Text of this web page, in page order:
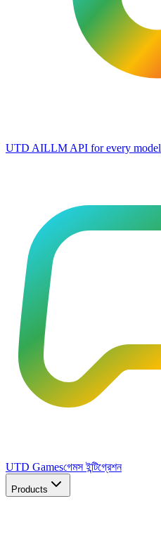
UTD AILLM API for every model
UTD Gamesগেমস ইন্টিগ্রেশন
Products